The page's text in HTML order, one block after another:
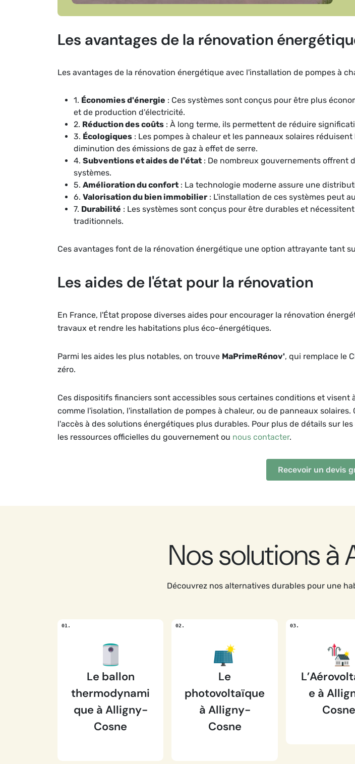
Les avantages de la rénovation
Les avantages de la rénovation énergétique avec l'installation de pompes à
1. Économies d'énergie : Ces systèmes sont conçus pour être plus
et de production d'électricité.
2. Réduction des coûts : À long terme, ils permettent de réduire
3. Écologiques : Les pompes à chaleur et les panneaux solaires
diminution des émissions de gaz à effet de serre.
4. Subventions et aides de l'état : De nombreux gouvernements offrent
systèmes.
5. Amélioration du confort : La technologie moderne assure une
6. Valorisation du bien immobilier : L'installation de ces systèmes peut
7. Durabilité : Les systèmes sont conçus pour être durables et
traditionnels.
Ces avantages font de la rénovation énergétique une option attrayante tant
Les aides de l'état pour la rénovation
En France, l'État propose diverses aides pour encourager la rénovation
travaux et rendre les habitations plus éco-énergétiques.
Parmi les aides les plus notables, on trouve MaPrimeRénov', qui remplace le
zéro.
Ces dispositifs financiers sont accessibles sous certaines conditions et
comme l'isolation, l'installation de pompes à chaleur, ou de panneaux
l'accès à des solutions énergétiques plus durables. Pour plus de détails sur
les ressources officielles du gouvernement ou nous contacter.
Recevoir un devis
Nos solutions
Découvrez nos alternatives durables pour une
Le ballon
thermodynami
que à Alligny-
Cosne
Le
photovoltaïque
à Alligny-
Cosne
e à
Cosne